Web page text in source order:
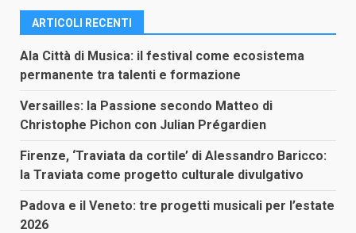
ARTICOLI RECENTI
Ala Città di Musica: il festival come ecosistema
permanente tra talenti e formazione
Versailles: la Passione secondo Matteo di
Christophe Pichon con Julian Prégardien
Firenze, ‘Traviata da cortile’ di Alessandro Baricco:
la Traviata come progetto culturale divulgativo
Padova e il Veneto: tre progetti musicali per l’estate
2026